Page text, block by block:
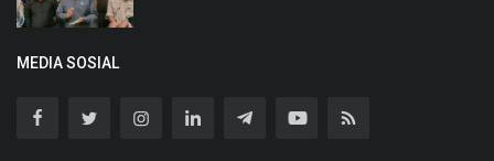
MEDIA SOSIAL